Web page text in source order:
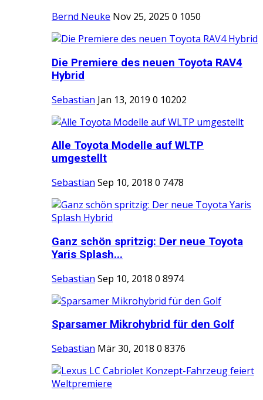
Bernd Neuke Nov 25, 2025 0 1050
Die Premiere des neuen Toyota RAV4
Hybrid
Sebastian Jan 13, 2019 0 10202
Alle Toyota Modelle auf WLTP
umgestellt
Sebastian Sep 10, 2018 0 7478
Ganz schön spritzig: Der neue Toyota
Yaris Splash...
Sebastian Sep 10, 2018 0 8974
Sparsamer Mikrohybrid für den Golf
Sebastian Mär 30, 2018 0 8376